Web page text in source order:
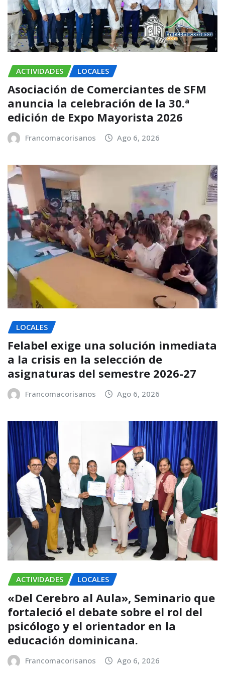
ACTIVIDADES LOCALES
Asociación de Comerciantes de SFM
anuncia la celebración de la 30.ª
edición de Expo Mayorista 2026
Francomacorisanos Ago 6, 2026
LOCALES
Felabel exige una solución inmediata
a la crisis en la selección de
asignaturas del semestre 2026-27
Francomacorisanos Ago 6, 2026
ACTIVIDADES LOCALES
«Del Cerebro al Aula», Seminario que
fortaleció el debate sobre el rol del
psicólogo y el orientador en la
educación dominicana.
Francomacorisanos Ago 6, 2026